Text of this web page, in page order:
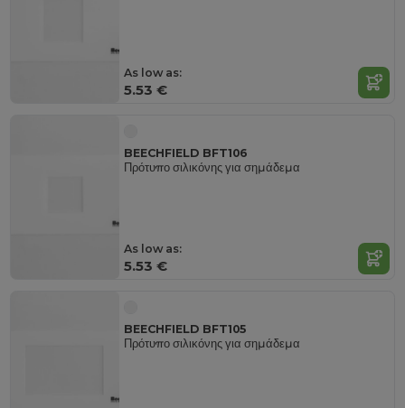
As low as:
5.53 €
BEECHFIELD BFT106
Πρότυπο σιλικόνης για σημάδεμα
As low as:
5.53 €
BEECHFIELD BFT105
Πρότυπο σιλικόνης για σημάδεμα